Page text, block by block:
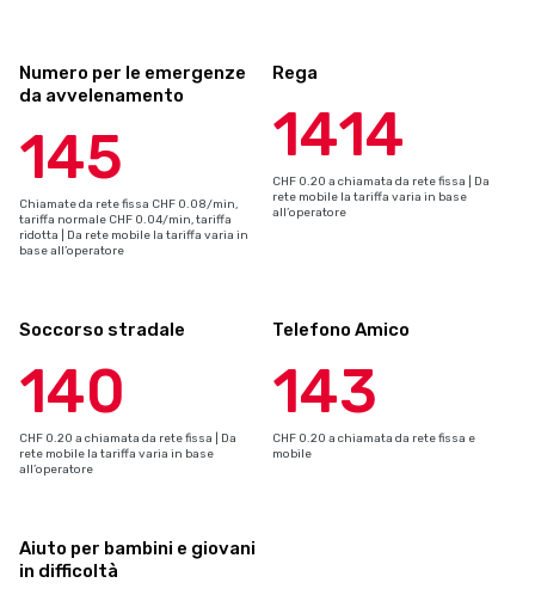
Numero per le emergenze
da avvelenamento
145
Chiamate da rete fissa CHF 0.08/min,
tariffa normale CHF 0.04/min, tariffa
ridotta | Da rete mobile la tariffa varia in
base all’operatore
Rega
1414
CHF 0.20 a chiamata da rete fissa | Da
rete mobile la tariffa varia in base
all’operatore
Soccorso stradale
140
CHF 0.20 a chiamata da rete fissa | Da
rete mobile la tariffa varia in base
all’operatore
Telefono Amico
143
CHF 0.20 a chiamata da rete fissa e
mobile
Aiuto per bambini e giovani
in difficoltà